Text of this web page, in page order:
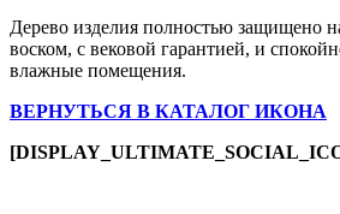
Дерево изделия полностью защищено
воском, с вековой гарантией, и
влажные помещения.
ВЕРНУТЬСЯ В КАТАЛОГ ИКОНА